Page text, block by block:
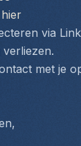
via
met je